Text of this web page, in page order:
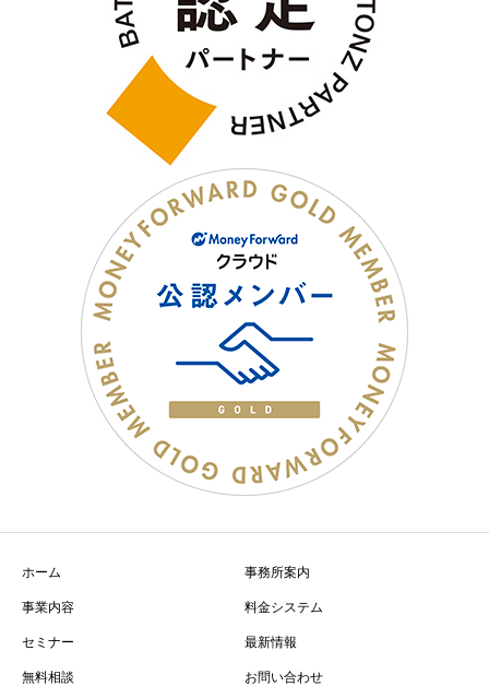
ホーム
事務所案内
事業内容
料金システム
セミナー
最新情報
無料相談
お問い合わせ